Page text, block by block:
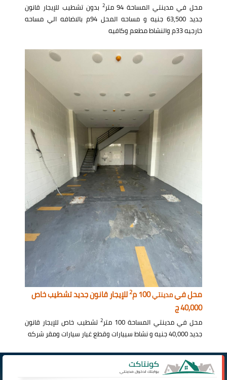
محل في مدينتي المساحة 94 متر 2 بدون تشطيب للإيجار قانون
جديد 63,500 جنيه و مساحه المحل 94م بالاضافه الي مساحه
خارجيه 33م والنشاط مطعم وكافيه
محل فيمدينتي100 م 2للإيجار قانون جديد تشطيب خاص
40,000 ج
محل في مدينتي المساحة 100 متر 2 تشطيب خاص للإيجار قانون
جديد 40,000 جنيه و نشاط سييارات وقطع غيار سيارات ومقر شركه